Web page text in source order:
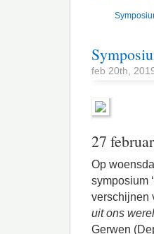
feb 20th,
27
Op
symposium
verschijnen
uit ons
Gerwen